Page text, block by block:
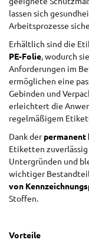
lassen sich
Arbeitsprozesse
Erhältlich sind die
PE-Folie, wodurch
Anforderungen im
ermöglichen eine
Gebinden und
erleichtert die
regelmäßigem
Dank derpermanent
Etiketten
Untergründen und
wichtiger
von
Stoffen.
Vorteile